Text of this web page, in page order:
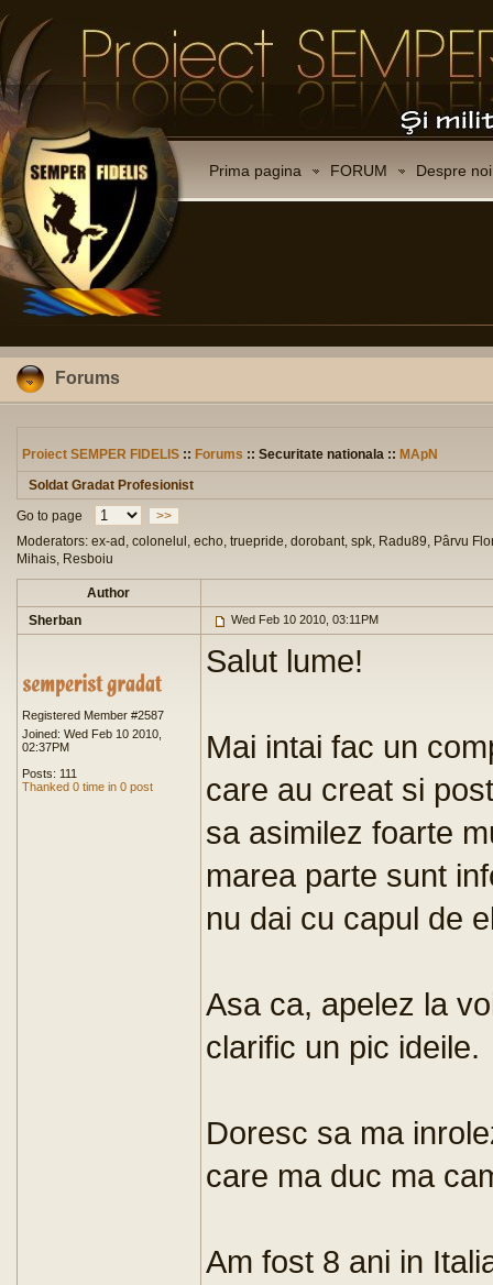
Prima pagina FORUM Despre noi
Forums
Proiect SEMPER FIDELIS :: Forums :: Securitate nationala :: MApN
Soldat Gradat Profesionist
Go to page
>>
Moderators: ex-ad, colonelul, echo, truepride, dorobant, spk, Radu89, Pârvu
Mihais, Resboiu
Author
Sherban
Wed Feb 10 2010, 03:11PM
Registered Member #2587
Joined: Wed Feb 10 2010,
02:37PM
Posts: 111
Thanked 0 time in 0 post
Salut lume!
Mai intai fac un
care au creat si
sa asimilez foarte
marea parte sunt
nu dai cu capul de
Asa ca, apelez la
clarific un pic ideile.
Doresc sa ma
care ma duc ma
Am fost 8 ani in